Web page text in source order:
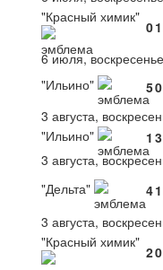
"Красный химик"
01
6 июля, воскресенье
"Ильино"
50
3 августа,
"Ильино"
1 3
3 августа,
"Дельта"
41
3 августа,
"Красный химик"
20